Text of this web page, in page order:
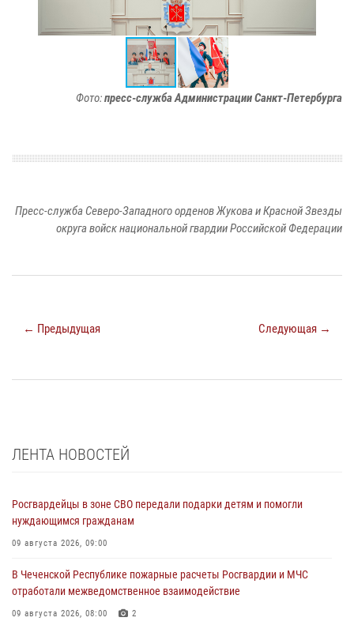
Фото:пресс-служба Администрации Санкт-Петербурга
Пресс-служба Северо-Западного орденов Жукова и Красной Звезды
округа войск национальной гвардии Российской Федерации
← Предыдущая Следующая →
ЛЕНТА НОВОСТЕЙ
Росгвардейцы в зоне СВО передали подарки детям и помогли
нуждающимся гражданам
09 августа 2026, 09:00
В Чеченской Республике пожарные расчеты Росгвардии и МЧС
отработали межведомственное взаимодействие
09 августа 2026, 08:00 2